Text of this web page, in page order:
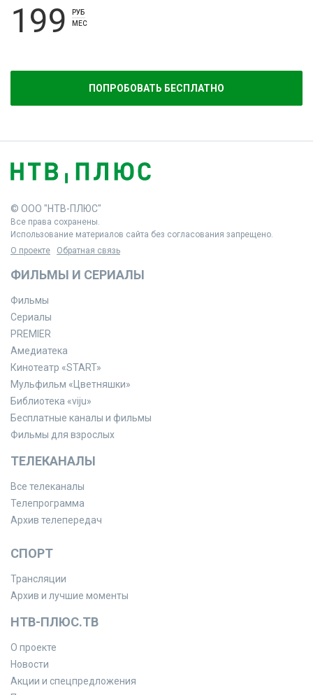
199
РУБ
МЕС
ПОПРОБОВАТЬ БЕСПЛАТНО
© ООО "НТВ-ПЛЮС"
Все права сохранены.
Использование материалов сайта без согласования запрещено.
О проекте
Обратная связь
ФИЛЬМЫ И СЕРИАЛЫ
Фильмы
Сериалы
PREMIER
Амедиатека
Кинотеатр «START»
Мульфильм «Цветняшки»
Библиотека «viju»
Бесплатные каналы и фильмы
Фильмы для взрослых
ТЕЛЕКАНАЛЫ
Все телеканалы
Телепрограмма
Архив телепередач
СПОРТ
Трансляции
Архив и лучшие моменты
НТВ-ПЛЮС.ТВ
О проекте
Новости
Акции и спецпредложения